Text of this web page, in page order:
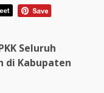
Seluruh
di Kabupaten